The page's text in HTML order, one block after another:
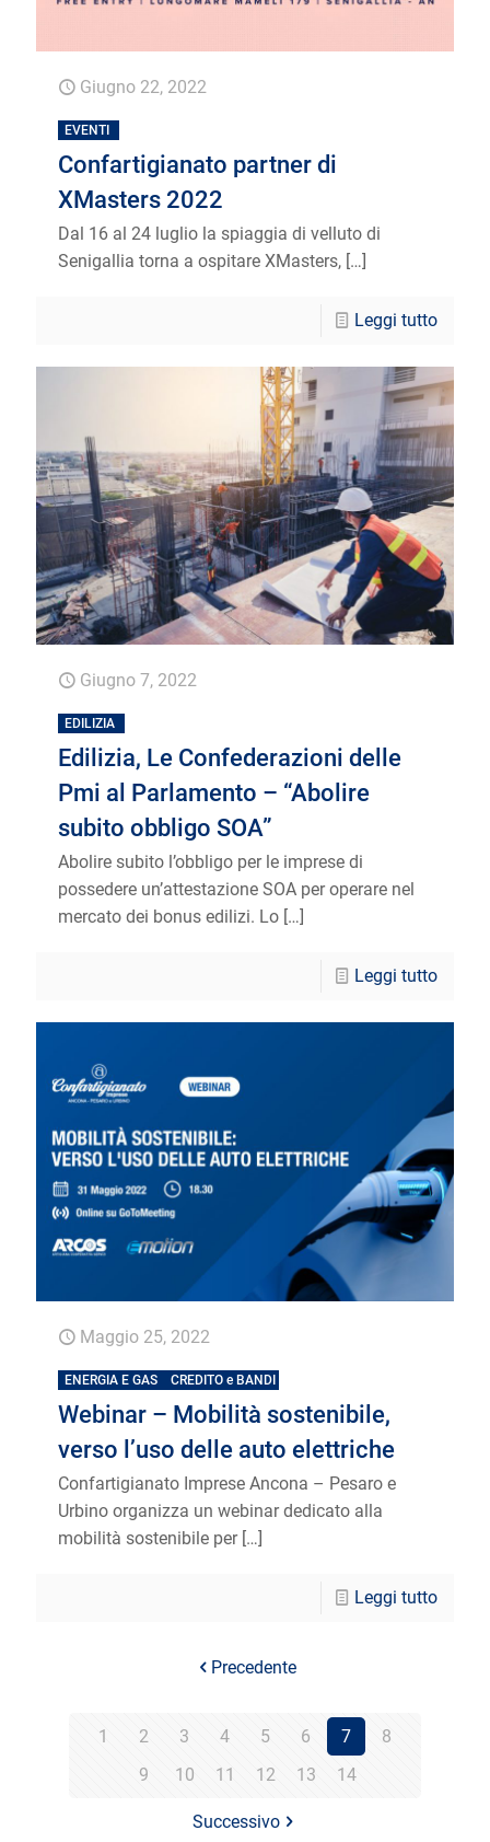
Giugno 22, 2022
EVENTI
Confartigianato partner di
XMasters 2022
Dal 16 al 24 luglio la spiaggia di velluto di
Senigallia torna a ospitare XMasters, […]
Leggi tutto
Giugno 7, 2022
EDILIZIA
Edilizia, Le Confederazioni delle
Pmi al Parlamento – “Abolire
subito obbligo SOA”
Abolire subito l’obbligo per le imprese di
possedere un’attestazione SOA per operare nel
mercato dei bonus edilizi. Lo […]
Leggi tutto
Maggio 25, 2022
ENERGIA E GAS CREDITO e BANDI
Webinar – Mobilità sostenibile,
verso l’uso delle auto elettriche
Confartigianato Imprese Ancona – Pesaro e
Urbino organizza un webinar dedicato alla
mobilità sostenibile per[…]
Leggi tutto
Precedente
1 2 3 4 5 6 7
8
9
10 11 12 13 14
Successivo